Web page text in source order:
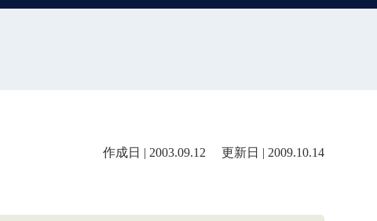
作成日 | 2003.09.12 更新日 | 2009.10.14